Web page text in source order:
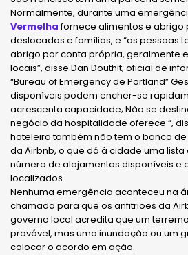
Normalmente, durante uma
Vermelhafornece alimentos e abrigo
deslocadas e famílias, e “as pessoas
abrigo por conta própria, geralmente
locais”, disse Dan Douthit, oficial de
“Bureau of Emergency de Portland”
disponíveis podem encher-se
acrescenta capacidade; Não se
negócio da hospitalidade oferece “,
hoteleira também não tem o banco
da Airbnb, o que dá à cidade uma
número de alojamentos disponíveis e
localizados.
Nenhuma emergência aconteceu na
chamada para que os anfitriões da
governo local acredita que um
provável, mas uma inundação ou um
colocar o acordo em ação.